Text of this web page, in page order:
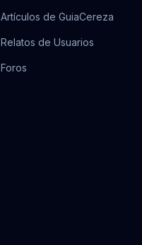
Artículos de GuiaCereza
Relatos de Usuarios
Foros